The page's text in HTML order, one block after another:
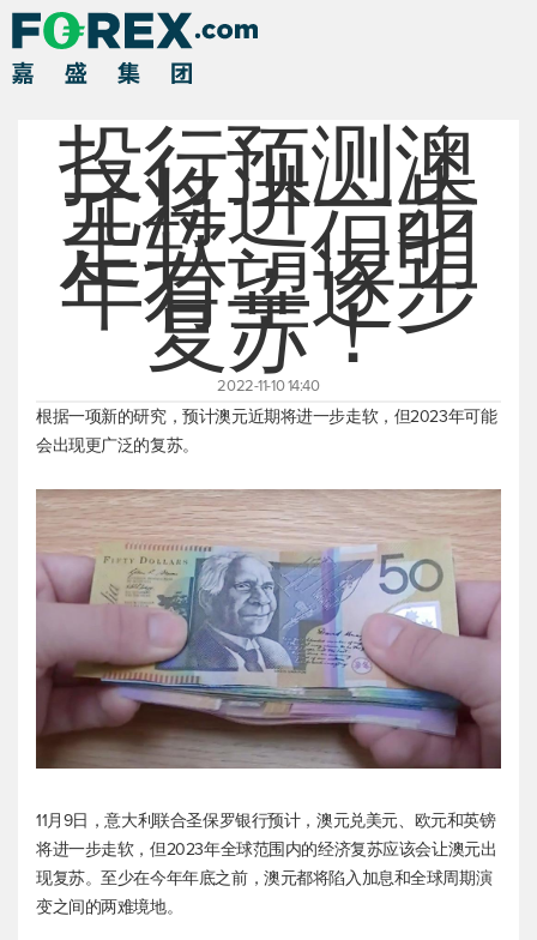
投行预测澳
元将进一步
走软，但明
年有望逐步
复苏！
2022-11-10 14:40
根据一项新的研究，预计澳元近期将进一步走软，但2023年可能
会出现更广泛的复苏。
11月9日，意大利联合圣保罗银行预计，澳元兑美元、欧元和英镑
将进一步走软，但2023年全球范围内的经济复苏应该会让澳元出
现复苏。至少在今年年底之前，澳元都将陷入加息和全球周期演
变之间的两难境地。